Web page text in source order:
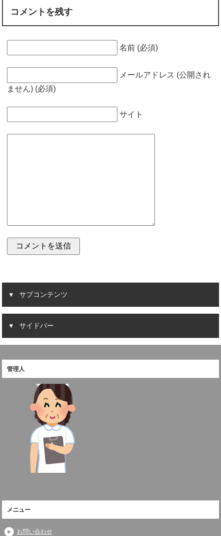
コメントを残す
名前 (必須)
メールアドレス (公開され
ません) (必須)
サイト
サブコンテンツ
サイドバー
管理人
メニュー
お問い合わせ